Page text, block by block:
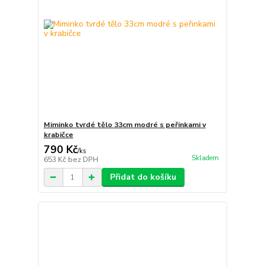
Miminko tvrdé tělo 33cm modré s peřinkami v
krabičce
790 Kč/ks
653 Kč bez DPH Skladem
Přidat do košíku